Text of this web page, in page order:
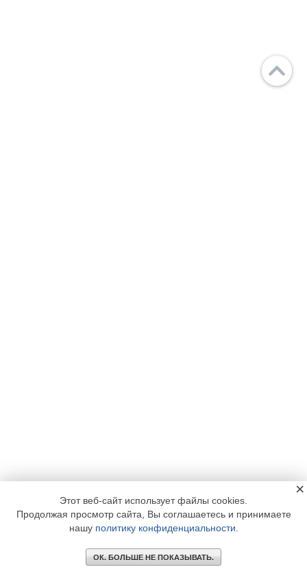
Этот веб-сайт использует файлы cookies.
Продолжая просмотр сайта, Вы соглашаетесь и принимаете
нашу политику конфиденциальности
ОК. БОЛЬШЕ НЕ ПОКАЗЫВАТЬ.
×